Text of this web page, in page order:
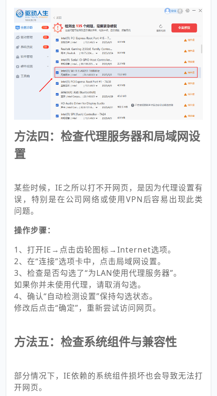
方法四：检查代理服务器和局域网设
置
某些时候，IE之所以打不开网页，是因为代理设置有
误，特别是在公司网络或使用VPN后容易出现此类
问题。
操作步骤：
1、打开IE→点击齿轮图标→Internet选项。
2、在“连接”选项卡中，点击局域网设置。
3、检查是否勾选了“为LAN使用代理服务器”。
如果你并未使用代理，请取消勾选。
4、确认“自动检测设置”保持勾选状态。
修改后点击“确定”，重新尝试访问网页。
方法五：检查系统组件与兼容性
部分情况下，IE依赖的系统组件损坏也会导致无法打
开网页。